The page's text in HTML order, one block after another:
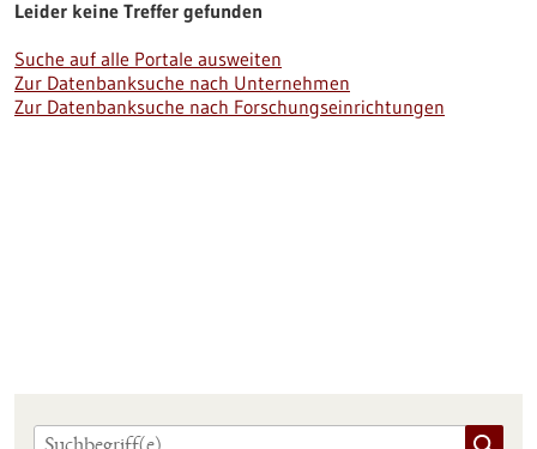
Leider keine Treffer gefunden
Suche auf alle Portale ausweiten
Zur Datenbanksuche nach Unternehmen
Zur Datenbanksuche nach Forschungseinrichtungen